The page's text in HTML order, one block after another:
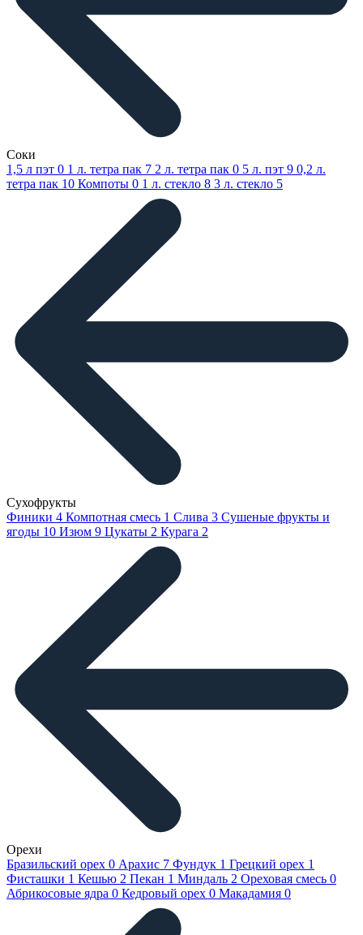
Соки
1,5 л пэт 0 1 л. тетра пак 7 2 л. тетра пак 0 5 л. пэт 9 0,2 л.
тетра пак 10 Компоты 0 1 л. стекло 8 3 л. стекло 5
Сухофрукты
Финики 4 Компотная смесь 1 Слива 3 Сушеные фрукты и
ягоды 10 Изюм 9 Цукаты 2 Курага 2
Орехи
Бразильский орех 0 Арахис 7 Фундук 1 Грецкий орех 1
Фисташки 1 Кешью 2 Пекан 1 Миндаль 2 Ореховая смесь 0
Абрикосовые ядра 0 Кедровый орех 0 Макадамия 0